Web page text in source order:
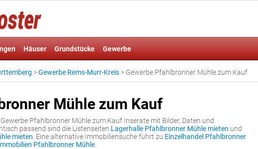
Häuser Grundstücke Gewerbe
>Gewerbe Rems-Murr-Kreis > Gewerbe Pfahlbronner Mühle zum Kauf
Mühle zum Kauf
Pfahlbronner Mühle zum Kauf Inserate mit Bilder, Daten und
passend sind die Listenseiten Lagerhalle Pfahlbronner Mühle mieten und
mieten . Eine alternative Immobiliensuche führt zu Einzelhandel Pfahlbronner
Pfahlbronner Mühle